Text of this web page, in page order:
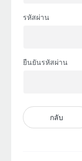
รหัสผ่าน
ยืนยันรหัสผ่าน
กลับ